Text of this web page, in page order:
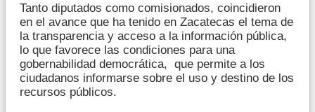
Tanto diputados como comisionados, coincidieron
en el avance que ha tenido en Zacatecas el tema de
la transparencia y acceso a la información pública,
lo que favorece las condiciones para una
gobernabilidad democrática, que permite a los
ciudadanos informarse sobre el uso y destino de los
recursos públicos.